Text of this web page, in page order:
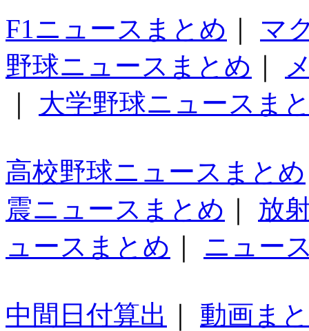
F1ニュースまとめ
マ
野球ニュースまとめ
大学野球ニュースま
高校野球ニュースまとめ
震ニュースまとめ
放
ュースまとめ
ニュー
中間日付算出
動画ま